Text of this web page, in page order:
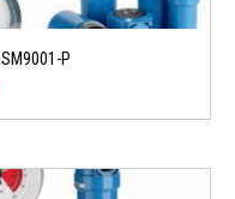
SM9001-P